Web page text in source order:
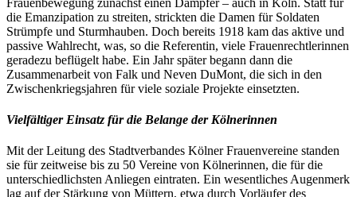
die Emanzipation zu streiten, strickten die Damen für Soldaten
Strümpfe und Sturmhauben. Doch bereits 1918 kam das aktive und
passive Wahlrecht, was, so die Referentin, viele Frauenrechtlerinnen
geradezu beflügelt habe. Ein Jahr später begann dann die
Zusammenarbeit von Falk und Neven DuMont, die sich in den
Zwischenkriegsjahren für viele soziale Projekte einsetzten.
Vielfältiger Einsatz für die Belange der Kölnerinnen
Mit der Leitung des Stadtverbandes Kölner Frauenvereine standen
sie für zeitweise bis zu 50 Vereine von Kölnerinnen, die für die
unterschiedlichsten Anliegen eintraten. Ein wesentliches Augenmerk
lag auf der Stärkung von Müttern, etwa durch Vorläufer des